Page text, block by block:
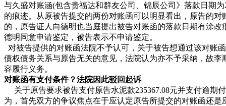
与久盛对账涵(包含贵福达和群友公司、锦辰公司》落款日期
的痕迹。从原被告提交的两份对账函可以明显看出，原告的
的，原告证人向德明也当庭提出被告对账函的落款日期有涂
德明同意申请鉴定，被告表示不申请鉴定。
对被告提供的对账函法院不予认可，关于被告想通过该对账
债权债务关系与原告无关的意见，法院认为亦不予采纳，故
容履行义务。
对账函有支付条件？法院因此驳回起诉
关于原告要求被告支付原告水泥款235367.08元并支付逾期
为，首先双方的争议焦点在于应认定原告所提交的对账函还